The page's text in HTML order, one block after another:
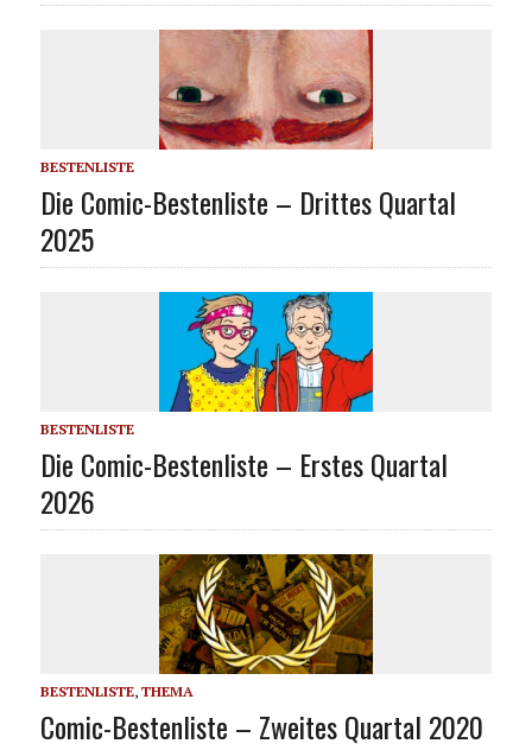
BESTENLISTE
Die Comic-Bestenliste – Drittes Quartal
2025
BESTENLISTE
Die Comic-Bestenliste – Erstes Quartal
2026
BESTENLISTE, THEMA
Comic-Bestenliste – Zweites Quartal 2020